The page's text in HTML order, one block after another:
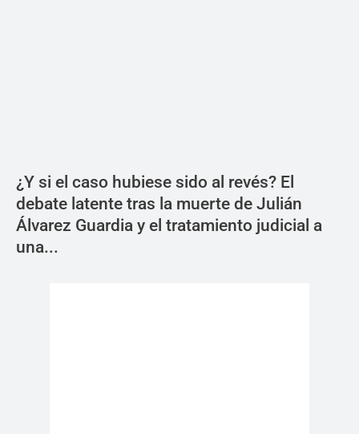
¿Y si el caso hubiese sido al revés? El
debate latente tras la muerte de Julián
Álvarez Guardia y el tratamiento judicial a
una...